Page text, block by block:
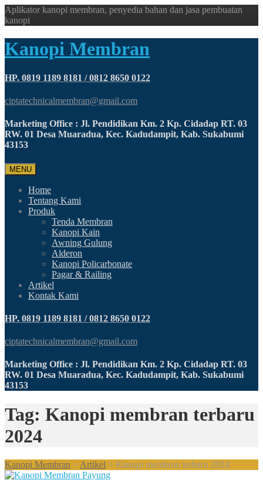
Aplikator kanopi membran, penyedia bahan dan jasa pembuatan
kanopi
Kanopi Membran
HP. 0819 1189 8181 / 0812 8650 0122
ciptatechnicalmembran@gmail.com
Marketing Office : Jl. Pendidikan Km. 2 Kp. Cidadap RT. 03
RW. 01 Desa Muaradua, Kec. Kadudampit, Kab. Sukabumi
43153
MENU
Home
Tentang Kami
Produk
Tenda Membran
Kanopi Kain
Awning Gulung
Alderon
Kanopi Policarbonate
Pagar & Railing
Artikel
Kontak Kami
HP. 0819 1189 8181 / 0812 8650 0122
ciptatechnicalmembran@gmail.com
Marketing Office : Jl. Pendidikan Km. 2 Kp. Cidadap RT. 03
RW. 01 Desa Muaradua, Kec. Kadudampit, Kab. Sukabumi
43153
Tag: Kanopi membran terbaru
2024
Kanopi Membran > Artikel > Kanopi membran terbaru 2024